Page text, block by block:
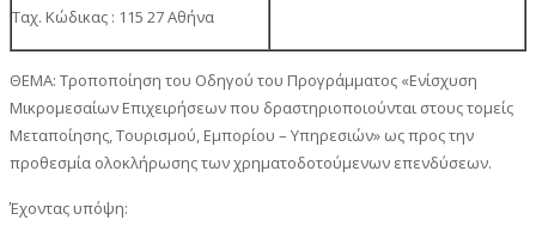
Ταχ. Κώδικας : 115 27 Αθήνα
ΘΕΜΑ: Τροποποίηση του Οδηγού του Προγράμματος «Ενίσχυση
Μικρομεσαίων Επιχειρήσεων που δραστηριοποιούνται στους τομείς
Μεταποίησης, Τουρισμού, Εμπορίου – Υπηρεσιών» ως προς την
προθεσμία ολοκλήρωσης των χρηματοδοτούμενων επενδύσεων.
Έχοντας υπόψη: